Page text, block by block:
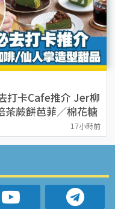
打卡Cafe推介 Jer柳
茶蕨餅芭菲／棉花糖
17小時前